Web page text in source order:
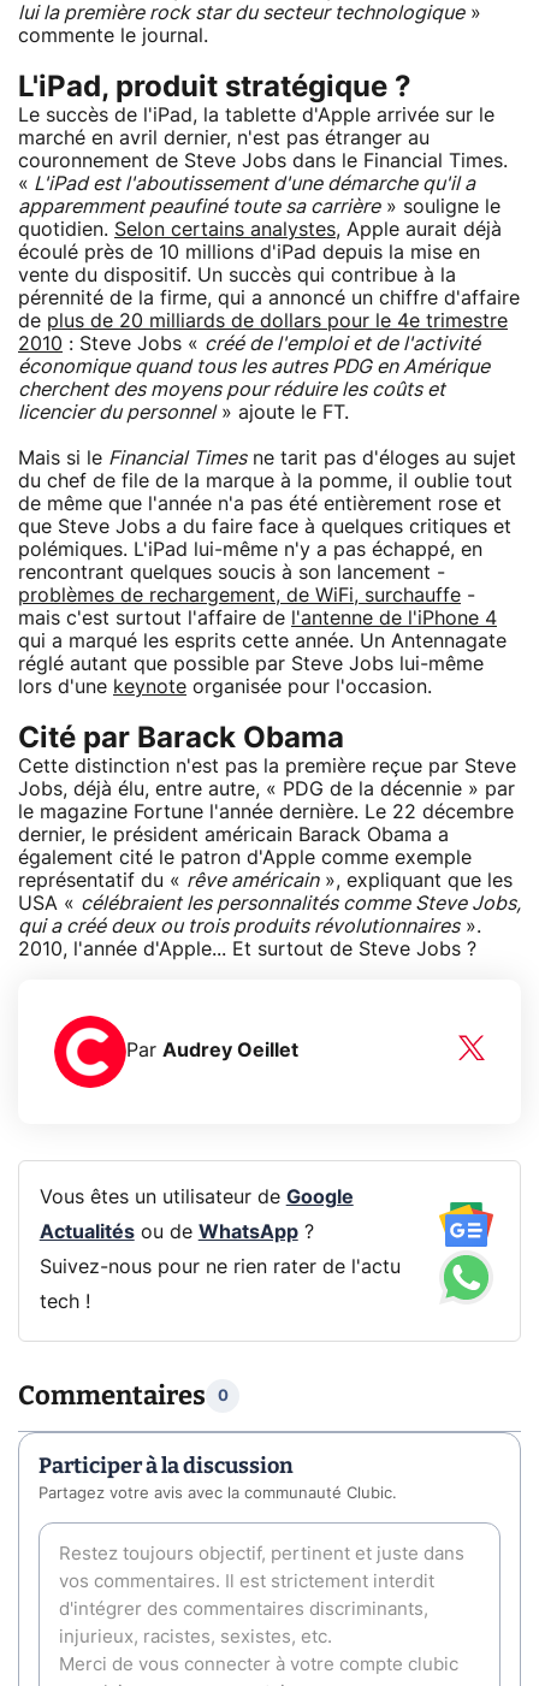
lui la première rock star du secteur technologique»
commente le journal.
L'iPad, produit stratégique ?
Le succès de l'iPad, la tablette d'Apple arrivée sur le
marché en avril dernier, n'est pas étranger au
couronnement de Steve Jobs dans le Financial Times.
« L'iPad est l'aboutissement d'une démarche qu'il a
apparemment peaufiné toute sa carrière» souligne le
quotidien. Selon certains analystes, Apple aurait déjà
écoulé près de 10 millions d'iPad depuis la mise en
vente du dispositif. Un succès qui contribue à la
pérennité de la firme, qui a annoncé un chiffre d'affaire
de plus de 20 milliards de dollars pour le 4e trimestre
2010 : Steve Jobs « créé de l'emploi et de l'activité
économique quand tous les autres PDG en Amérique
cherchent des moyens pour réduire les coûts et
licencier du personnel» ajoute le FT.
Mais si le Financial Timesne tarit pas d'éloges au sujet
du chef de file de la marque à la pomme, il oublie tout
de même que l'année n'a pas été entièrement rose et
que Steve Jobs a du faire face à quelques critiques et
polémiques. L'iPad lui-même n'y a pas échappé, en
rencontrant quelques soucis à son lancement -
problèmes de rechargement, de WiFi, surchauffe -
mais c'est surtout l'affaire de
l'antenne de l'iPhone 4
qui a marqué les esprits cette année. Un Antennagate
réglé autant que possible par Steve Jobs lui-même
lors d'une keynote organisée pour l'occasion.
Cité par Barack Obama
Cette distinction n'est pas la première reçue par Steve
Jobs, déjà élu, entre autre, « PDG de la décennie » par
le magazine Fortune l'année dernière. Le 22 décembre
dernier, le président américain Barack Obama a
également cité le patron d'Apple comme exemple
représentatif du « rêve américain», expliquant que les
USA « célébraient les personnalités comme Steve Jobs,
qui a créé deux ou trois produits révolutionnaires».
2010, l'année d'Apple... Et surtout de Steve Jobs ?
Par Audrey Oeillet
Vous êtes un utilisateur de Google
Actualitésou de WhatsApp?
Suivez-nous pour ne rien rater de l'actu
tech !
Commentaires 0
Participer à la discussion
Partagez votre avis avec la communauté Clubic.